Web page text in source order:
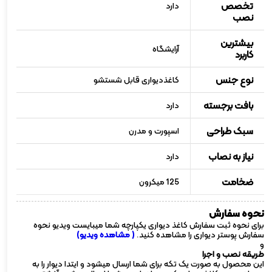
تخصص
نصب
دارد
بیشترین
کاربرد آرایشگاه
نوع جنس کاغذدیواری قابل شستشو
بافت برجسته دارد
سبک طراحی اسپورت و مدرن
نیاز به نصاب دارد
ضخامت 125 میکرون
نحوه سفارش
برای نحوه ثبت سفارش کاغذ دیواری یکپارچه شما میبایست ویدیو نحوه
سفارش پوستر دیواری را مشاهده کنید.( مشاهده ویدیو)
و
طریقه نصب و اجرا
این محصول به صورت یک تکه برای شما ارسال میشود و ایتدا دیوار را به